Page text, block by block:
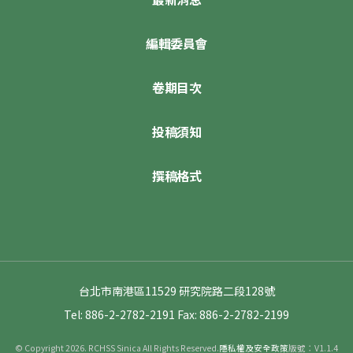
編輯委員會
卷期目次
投稿須知
撰稿格式
台北市南港區11529 研究院路二段128號
Tel: 886-2-2782-2191 Fax: 886-2-2782-2199
© Copyright 2026. RCHSS Sinica All Rights Reserved.隱私權及安全政策版號：V1.1.4